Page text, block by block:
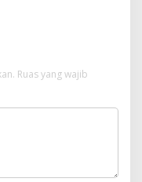
Ruas yang wajib